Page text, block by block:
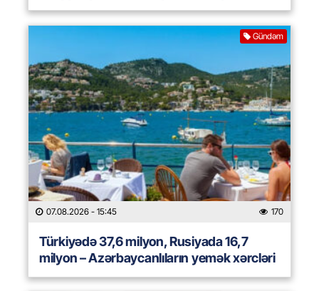
Gündəm
07.08.2026 - 15:45 170
Türkiyədə 37,6 milyon, Rusiyada 16,7
milyon – Azərbaycanlıların yemək xərcləri